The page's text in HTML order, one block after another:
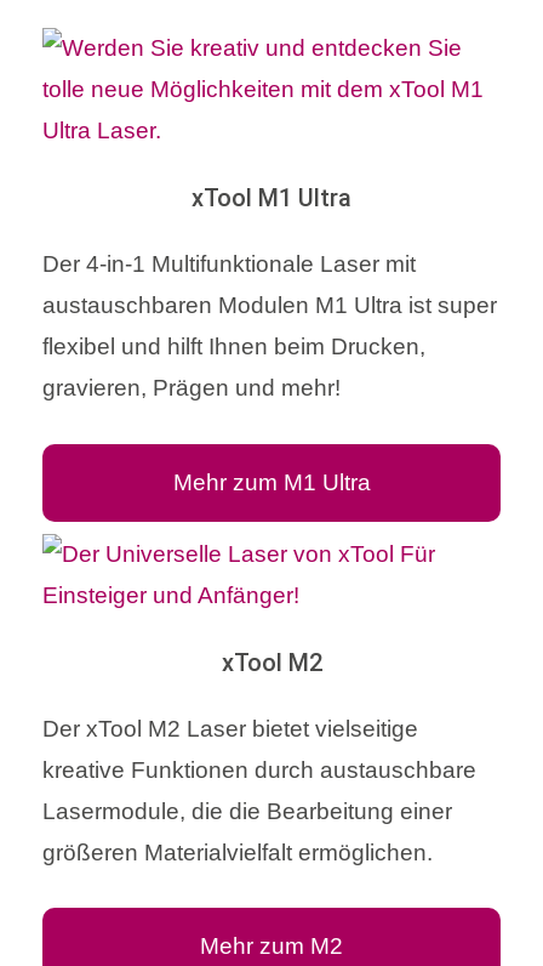
xTool M1 Ultra
Der 4-in-1 Multifunktionale Laser mit
austauschbaren Modulen M1 Ultra ist super
flexibel und hilft Ihnen beim Drucken,
gravieren, Prägen und mehr!
Mehr zum M1 Ultra
xTool M2
Der xTool M2 Laser bietet vielseitige
kreative Funktionen durch austauschbare
Lasermodule, die die Bearbeitung einer
größeren Materialvielfalt ermöglichen.
Mehr zum M2